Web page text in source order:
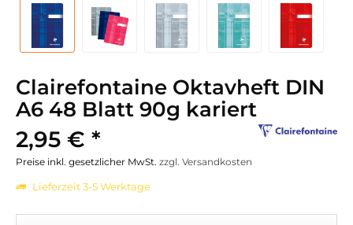
Clairefontaine Oktavheft DIN
A6 48 Blatt 90g kariert
2,95 € *
Preise inkl. gesetzlicher MwSt. zzgl. Versandkosten
Lieferzeit 3-5 Werktage